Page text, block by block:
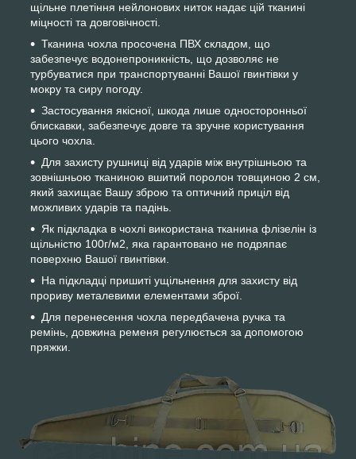
щільне плетіння нейлонових ниток надає цій тканині
міцності та довговічності.
Тканина чохла просочена ПВХ складом, що
забезпечує водонепроникність, що дозволяє не
турбуватися при транспортуванні Вашої гвинтівки у
мокру та сиру погоду.
Застосування якісної, шкода лише односторонньої
блискавки, забезпечує довге та зручне користування
цього чохла.
Для захисту рушниці від ударів між внутрішньою та
зовнішньою тканиною вшитий поролон товщиною 2 см,
який захищає Вашу зброю та оптичний приціл від
можливих ударів та падінь.
Як підкладка в чохлі використана тканина флізелін із
щільністю 100г/м2, яка гарантовано не подряпає
поверхню Вашої гвинтівки.
На підкладці пришиті ущільнення для захисту від
прориву металевими елементами зброї.
Для перенесення чохла передбачена ручка та
ремінь, довжина ременя регулюється за допомогою
пряжки.